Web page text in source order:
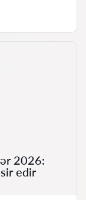
2026:
edir